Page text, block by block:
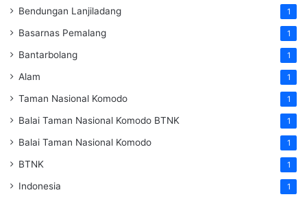
Bendungan Lanjiladang 1
Basarnas Pemalang 1
Bantarbolang 1
Alam 1
Taman Nasional Komodo 1
Balai Taman Nasional Komodo BTNK 1
Balai Taman Nasional Komodo 1
BTNK 1
Indonesia 1